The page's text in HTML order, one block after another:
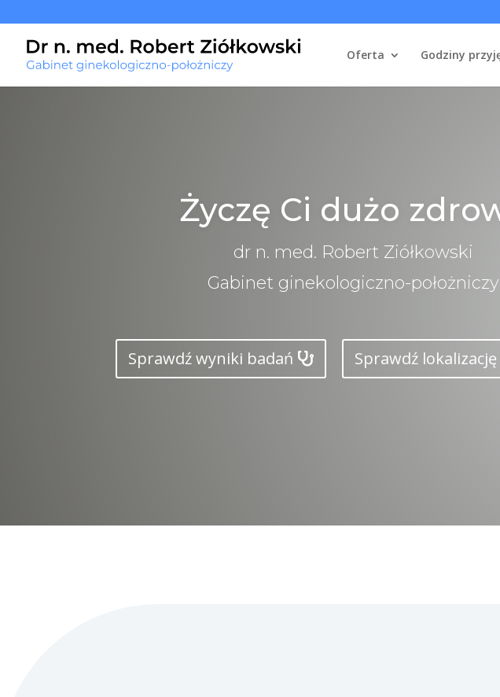
Oferta Godziny
Życzę Ci dużo
dr n. med. Robert Ziółkowski
Gabinet ginekologiczno-położniczy
Sprawdź wyniki badań Sprawdź